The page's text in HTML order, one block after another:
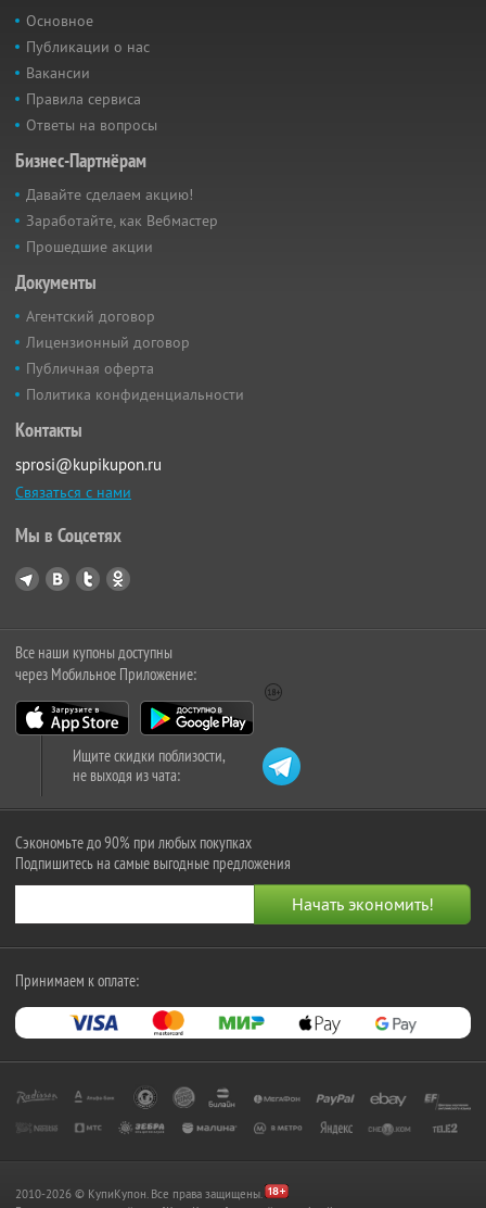
Основное
Публикации о нас
Вакансии
Правила сервиса
Ответы на вопросы
Бизнес-Партнёрам
Давайте сделаем акцию!
Заработайте, как Вебмастер
Прошедшие акции
Документы
Агентский договор
Лицензионный договор
Публичная оферта
Политика конфиденциальности
Контакты
sprosi@kupikupon.ru
Связаться с нами
Мы в Соцсетях
Все наши купоны доступны
через Мобильное Приложение:
Ищите скидки поблизости,
не выходя из чата:
Сэкономьте до 90% при любых покупках
Подпишитесь на самые выгодные предложения
Принимаем к оплате:
2010-2026 © КупиКупон. Все права защищены.